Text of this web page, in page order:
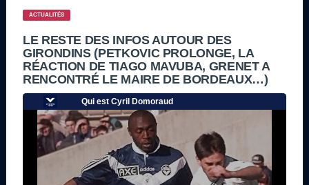
ACTUALITÉS
LE RESTE DES INFOS AUTOUR DES
GIRONDINS (PETKOVIC PROLONGE, LA
RÉACTION DE TIAGO MAVUBA, GRENET A
RENCONTRÉ LE MAIRE DE BORDEAUX…)